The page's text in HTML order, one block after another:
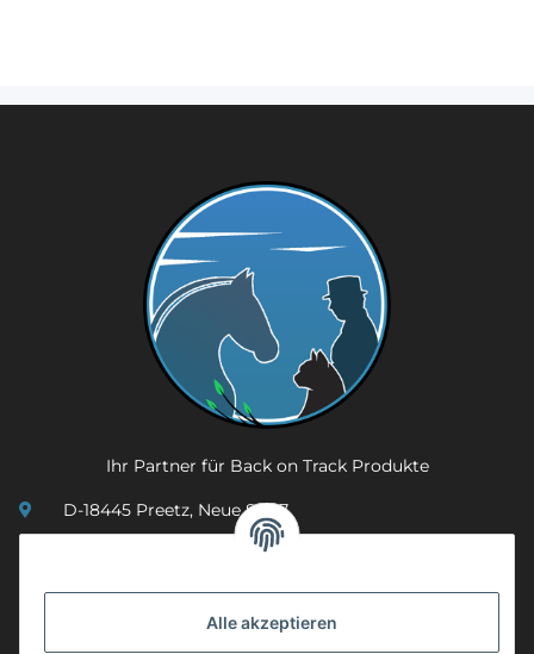
Alle akzeptieren
Ihr Partner für Back on Track Produkte
D-18445 Preetz, Neue Str. 7
info@mobility-in-harmony.de